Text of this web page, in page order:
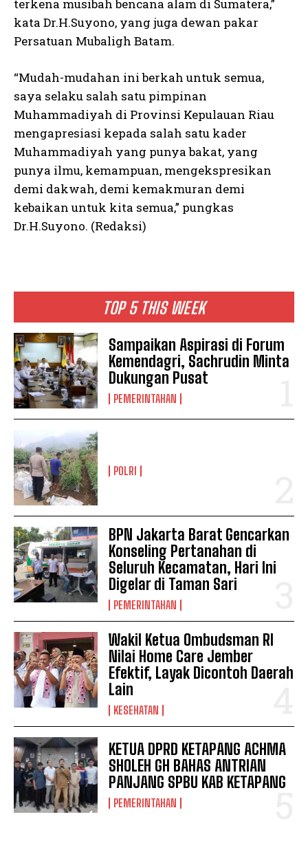
TOP 5 THIS WEEK
Sampaikan Aspirasi di Forum
Kemendagri, Sachrudin Minta
Dukungan Pusat
PEMERINTAHAN
POLRI
BPN Jakarta Barat Gencarkan
Konseling Pertanahan di
Seluruh Kecamatan, Hari Ini
Digelar di Taman Sari
PEMERINTAHAN
Wakil Ketua Ombudsman RI
Nilai Home Care Jember
Efektif, Layak Dicontoh Daerah
Lain
KESEHATAN
KETUA DPRD KETAPANG ACHMA
SHOLEH GH BAHAS ANTRIAN
PANJANG SPBU KAB KETAPANG
PEMERINTAHAN
terkena musibah bencana alam di Sumatera,”
kata Dr.H.Suyono, yang juga dewan pakar
Persatuan Mubaligh Batam.
“Mudah-mudahan ini berkah untuk semua,
saya selaku salah satu pimpinan
Muhammadiyah di Provinsi Kepulauan Riau
mengapresiasi kepada salah satu kader
Muhammadiyah yang punya bakat, yang
punya ilmu, kemampuan, mengekspresikan
demi dakwah, demi kemakmuran demi
kebaikan untuk kita semua,” pungkas
Dr.H.Suyono. (Redaksi)